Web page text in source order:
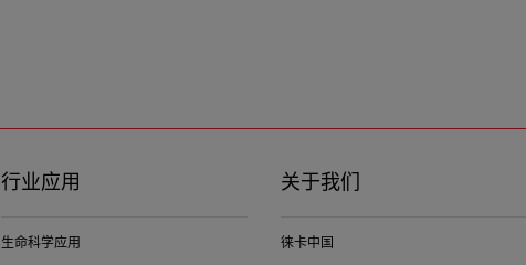
行业应用
生命科学应用
关于我们
徕卡中国